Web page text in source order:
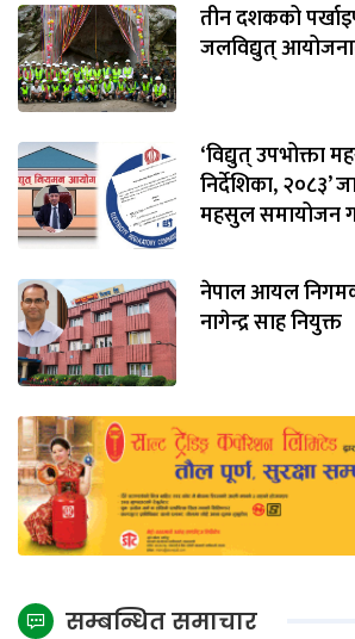
तीन दशकको
जलविद्युत्
‘विद्युत् उपभोक्ता
निर्देशिका, २०८३’
महसुल समायोजन
नेपाल आयल
नागेन्द्र साह नियुक्त
सम्बन्धित समाचार